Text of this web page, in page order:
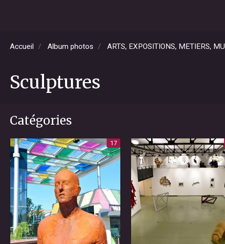
Accueil Album photos ARTS, EXPOSITIONS, METIERS,
Sculptures
Catégories
17